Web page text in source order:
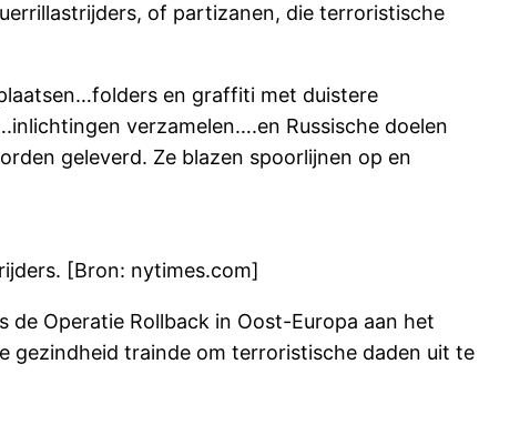
of partizanen, die terroristische
en graffiti met duistere
verzamelen….en Russische doelen
geleverd. Ze blazen spoorlijnen op en
[Bron: nytimes.com]
Operatie Rollback in Oost-Europa aan het
gezindheid trainde om terroristische daden uit te